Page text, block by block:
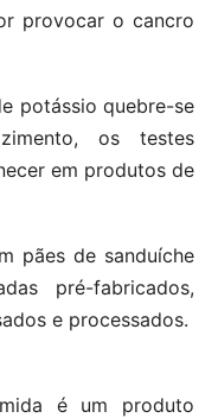
provocar o cancro
potássio quebre-se
os testes
em produtos de
pães de sanduíche
pré-fabricados,
e processados.
é um produto